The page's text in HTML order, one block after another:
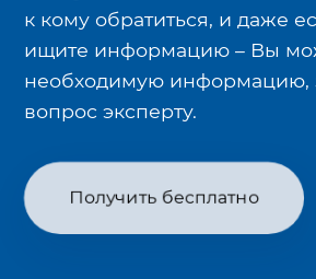
к кому обратиться, и даже
ищите информацию – Вы
необходимую информацию,
вопрос эксперту.
Получить бесплатно